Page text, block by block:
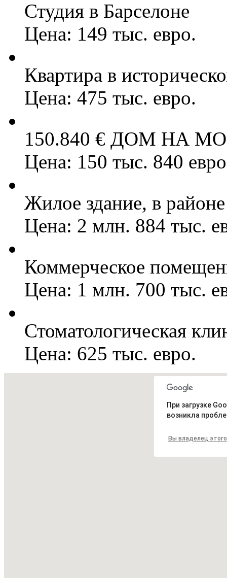
Студия в Барселоне
Цена: 149 тыс. евро.
Квартира в
Цена: 475 тыс. евро.
150.840 € ДОМ НА
Цена: 150 тыс. 840
Жилое здание, в
Цена: 2 млн. 884 тыс.
Коммерческое
Цена: 1 млн. 700 тыс.
Стоматологическая
Цена: 625 тыс. евро.
При загрузке
возникла
Вы владелец